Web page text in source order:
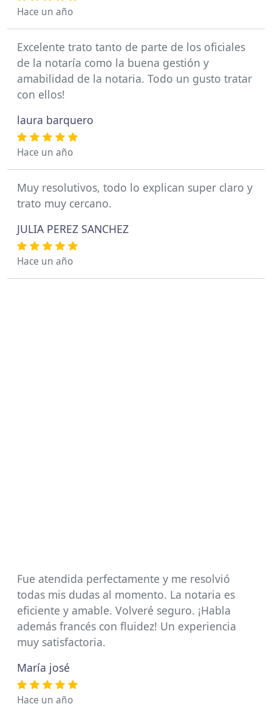
Hace un año
Excelente trato tanto de parte de los oficiales
de la notaría como la buena gestión y
amabilidad de la notaria. Todo un gusto tratar
con ellos!
laura barquero
Hace un año
Muy resolutivos, todo lo explican super claro y
trato muy cercano.
JULIA PEREZ SANCHEZ
Hace un año
Fue atendida perfectamente y me resolvió
todas mis dudas al momento. La notaria es
eficiente y amable. Volveré seguro. ¡Habla
además francés con fluidez! Un experiencia
muy satisfactoria.
María josé
Hace un año